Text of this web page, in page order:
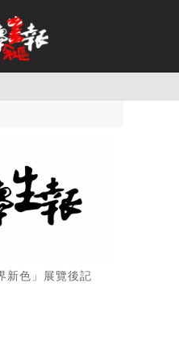
新色」展覽後記